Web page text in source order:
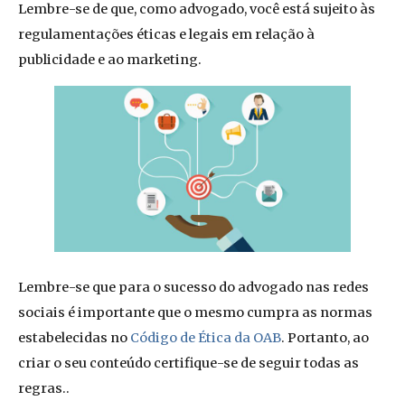
Lembre-se de que, como advogado, você está sujeito às
regulamentações éticas e legais em relação à
publicidade e ao marketing.
Lembre-se que para o sucesso do advogado nas redes
sociais é importante que o mesmo cumpra as normas
estabelecidas no Código de Ética da OAB. Portanto, ao
criar o seu conteúdo certifique-se de seguir todas as
regras..